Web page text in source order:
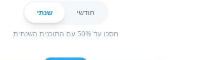
חודשי שנתי
חסכו עד 50% עם התוכנית השנתית